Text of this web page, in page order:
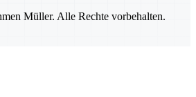
Müller. Alle Rechte vorbehalten.